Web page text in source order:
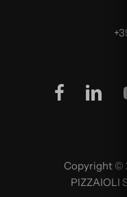
Copyright ©
PIZZAIOLI